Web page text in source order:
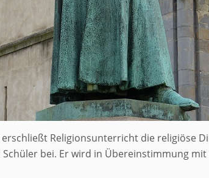
Religionsunterricht die religiöse
bei. Er wird in Übereinstimmung